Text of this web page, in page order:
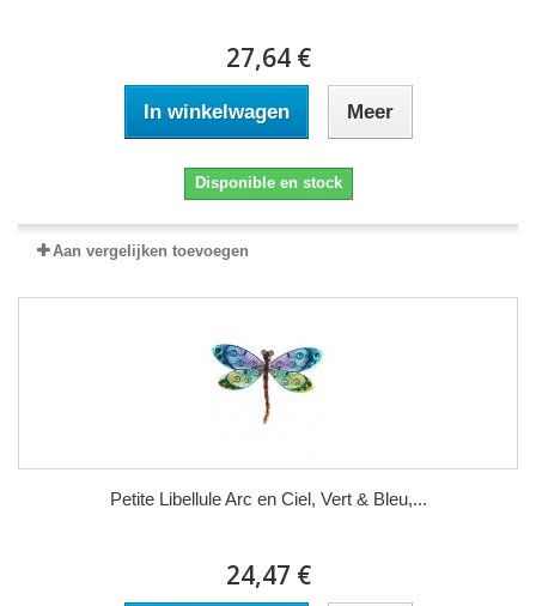
27,64 €
In winkelwagen Meer
Disponible en stock
Aan vergelijken toevoegen
Petite Libellule Arc en Ciel, Vert & Bleu,...
24,47 €